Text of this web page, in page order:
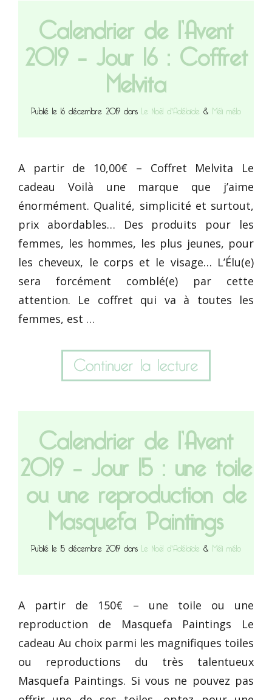
Calendrier de l’Avent
2019 – Jour 16 : Coffret
Melvita
Publié le 16 décembre 2019 dansLe Noël d'Adélaïde & Méli mélo
A partir de 10,00€ – Coffret Melvita Le
cadeau Voilà une marque que j’aime
énormément. Qualité, simplicité et surtout,
prix abordables… Des produits pour les
femmes, les hommes, les plus jeunes, pour
les cheveux, le corps et le visage… L’Élu(e)
sera forcément comblé(e) par cette
attention. Le coffret qui va à toutes les
femmes, est …
Calendrier de l’Avent
2019 – Jour 15 : une toile
ou une reproduction de
Masquefa Paintings
Publié le 15 décembre 2019 dansLe Noël d'Adélaïde & Méli mélo
A partir de 150€ – une toile ou une
reproduction de Masquefa Paintings Le
cadeau Au choix parmi les magnifiques toiles
ou reproductions du très talentueux
Masquefa Paintings. Si vous ne pouvez pas